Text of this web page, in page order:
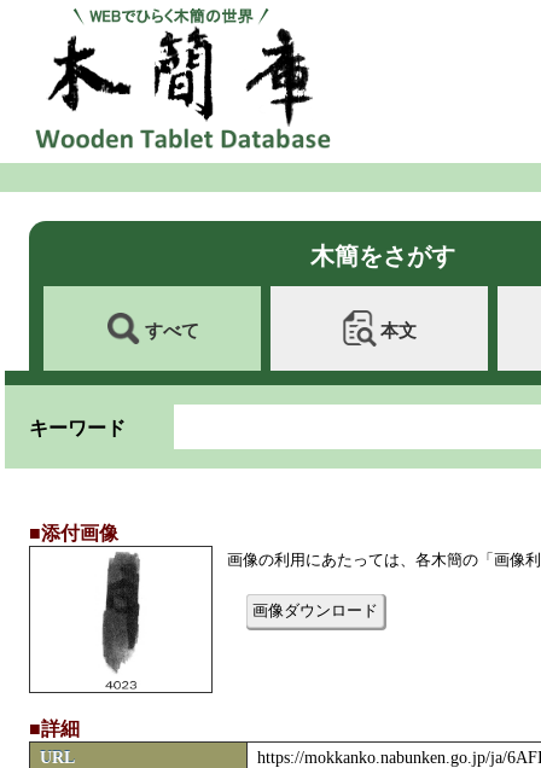
木簡をさがす
すべて 本文
キーワード
■添付画像
画像の利用にあたっては、各木簡の「画像
画像ダウンロード
■詳細
URL
https://mokkanko.nabunken.go.jp/ja/